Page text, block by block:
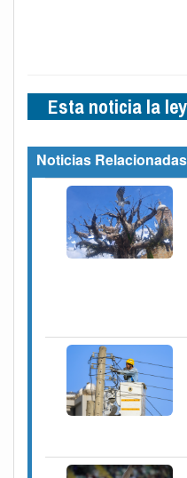
Esta noticia la
Noticias Relacionadas